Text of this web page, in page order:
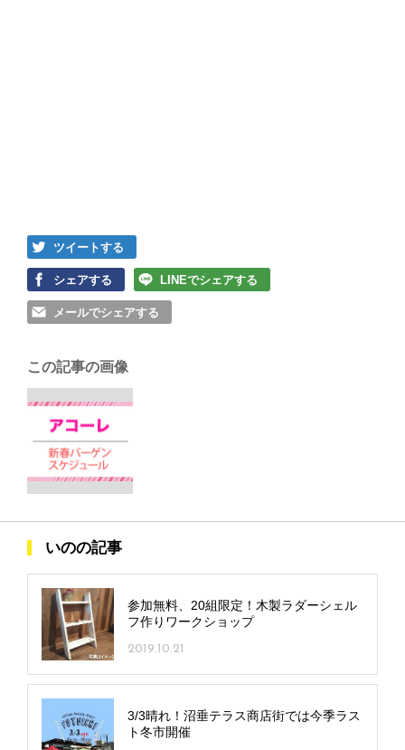
ツイートする
シェアする LINEでシェアする
メールでシェアする
この記事の画像
いのの記事
参加無料、20組限定！木製ラダーシェル
フ作りワークショップ
2019.10.21
3/3晴れ！沼垂テラス商店街では今季ラス
ト冬市開催